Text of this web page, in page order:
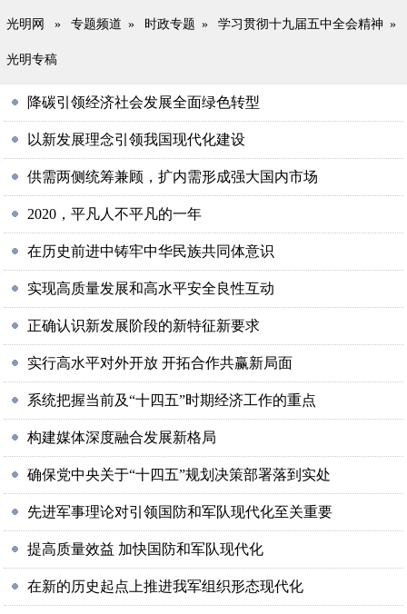
光明网 » 专题频道 » 时政专题 » 学习贯彻十九届五中全会精神 »
光明专稿
降碳引领经济社会发展全面绿色转型
以新发展理念引领我国现代化建设
供需两侧统筹兼顾，扩内需形成强大国内市场
2020，平凡人不平凡的一年
在历史前进中铸牢中华民族共同体意识
实现高质量发展和高水平安全良性互动
正确认识新发展阶段的新特征新要求
实行高水平对外开放 开拓合作共赢新局面
系统把握当前及“十四五”时期经济工作的重点
构建媒体深度融合发展新格局
确保党中央关于“十四五”规划决策部署落到实处
先进军事理论对引领国防和军队现代化至关重要
提高质量效益 加快国防和军队现代化
在新的历史起点上推进我军组织形态现代化